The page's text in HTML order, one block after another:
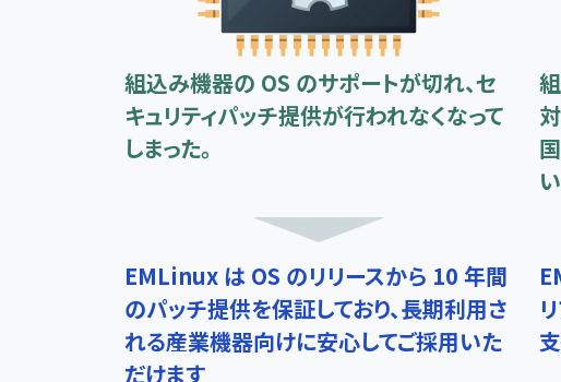
組込み機器の OS のサポートが切れ、セ
キュリティパッチ提供が行われなくなって
しまった。
EMLinux は OS のリリースから 10 年間
のパッチ提供を保証しており、長期利用さ
れる産業機器向けに安心してご採用いた
だけます